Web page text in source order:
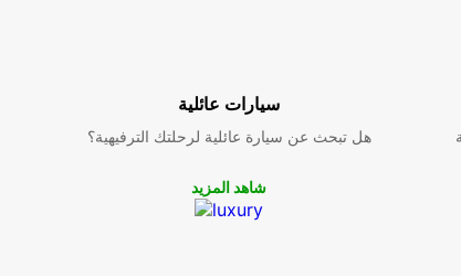
سيارات عائلية
هل تبحث عن سيارة عائلية لرحلتك الترفيهية؟
شاهد المزيد